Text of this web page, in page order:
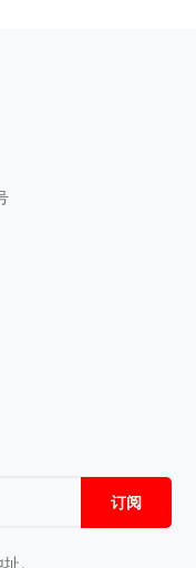
订阅
。